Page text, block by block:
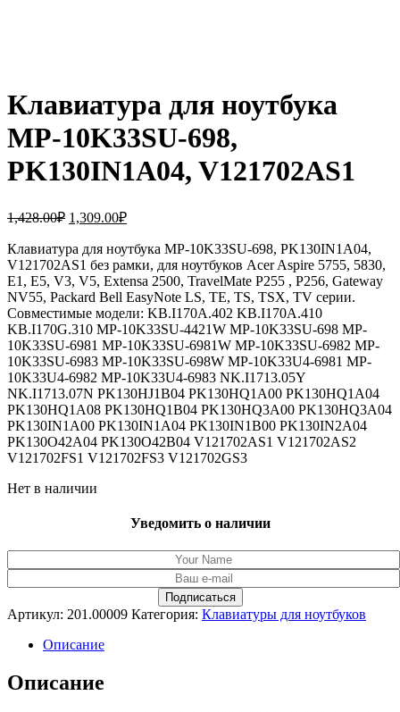
Клавиатура для ноутбука
MP-10K33SU-698,
PK130IN1A04, V121702AS1
1,428.00₽ Первоначальная
составляла
1,428.00₽.
1,309.00₽Текущая
1,309.00₽.
Клавиатура для ноутбука MP-10K33SU-698, PK130IN1A04,
V121702AS1 без рамки, для ноутбуков Acer Aspire 5755, 5830,
E1, E5, V3, V5, Extensa 2500, TravelMate P255 , P256, Gateway
NV55, Packard Bell EasyNote LS, TE, TS, TSX, TV серии.
Совместимые модели: KB.I170A.402 KB.I170A.410
KB.I170G.310 MP-10K33SU-4421W MP-10K33SU-698 MP-
10K33SU-6981 MP-10K33SU-6981W MP-10K33SU-6982 MP-
10K33SU-6983 MP-10K33SU-698W MP-10K33U4-6981 MP-
10K33U4-6982 MP-10K33U4-6983 NK.I1713.05Y
NK.I1713.07N PK130HJ1B04 PK130HQ1A00 PK130HQ1A04
PK130HQ1A08 PK130HQ1B04 PK130HQ3A00 PK130HQ3A04
PK130IN1A00 PK130IN1A04 PK130IN1B00 PK130IN2A04
PK130O42A04 PK130O42B04 V121702AS1 V121702AS2
V121702FS1 V121702FS3 V121702GS3
Нет в наличии
Уведомить о наличии
Артикул: 201.00009 Категория: Клавиатуры для ноутбуков
Описание
Описание